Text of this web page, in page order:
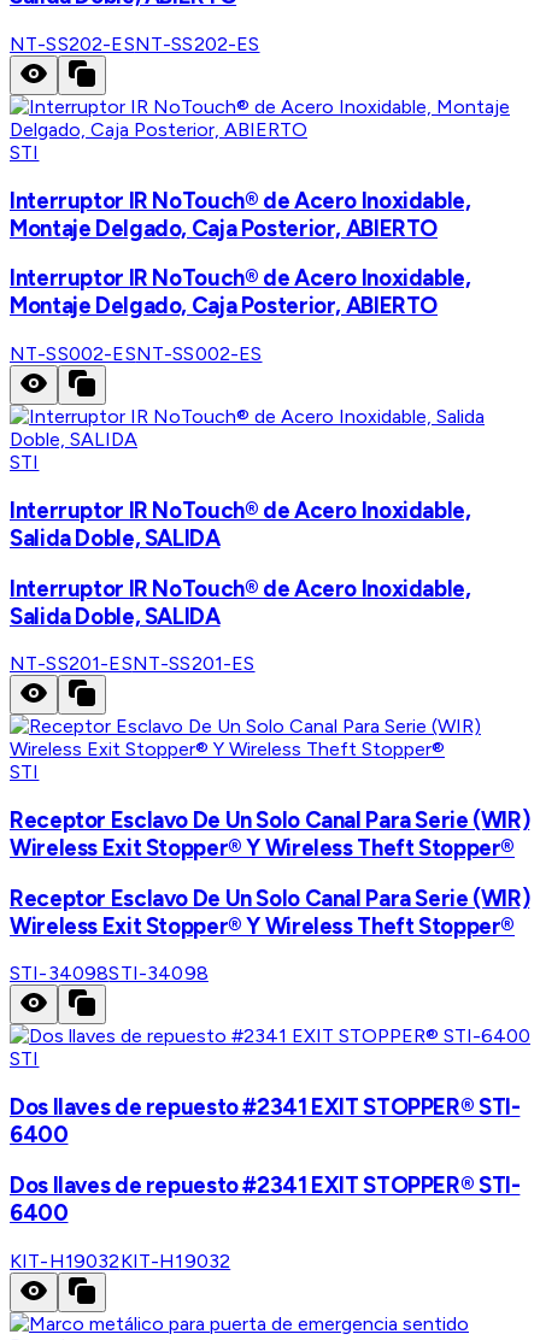
NT-SS202-ESNT-SS202-ES
STI
Interruptor IR NoTouch® de Acero Inoxidable,
Montaje Delgado, Caja Posterior, ABIERTO
Interruptor IR NoTouch® de Acero Inoxidable,
Montaje Delgado, Caja Posterior, ABIERTO
NT-SS002-ESNT-SS002-ES
STI
Interruptor IR NoTouch® de Acero Inoxidable,
Salida Doble, SALIDA
Interruptor IR NoTouch® de Acero Inoxidable,
Salida Doble, SALIDA
NT-SS201-ESNT-SS201-ES
STI
Receptor Esclavo De Un Solo Canal Para Serie (WIR)
Wireless Exit Stopper® Y Wireless Theft Stopper®
Receptor Esclavo De Un Solo Canal Para Serie (WIR)
Wireless Exit Stopper® Y Wireless Theft Stopper®
STI-34098STI-34098
STI
Dos llaves de repuesto #2341 EXIT STOPPER® STI-
6400
Dos llaves de repuesto #2341 EXIT STOPPER® STI-
6400
KIT-H19032KIT-H19032